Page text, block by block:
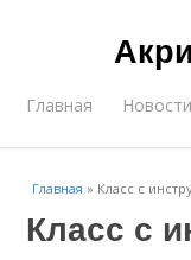
Главная Новости
Главная » Класс с
Класс с